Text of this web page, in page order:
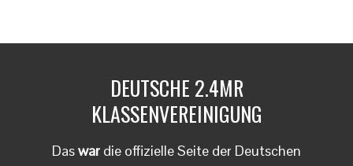
DEUTSCHE 2.4MR
KLASSENVEREINIGUNG
Daswar die offizielle Seite der Deutschen